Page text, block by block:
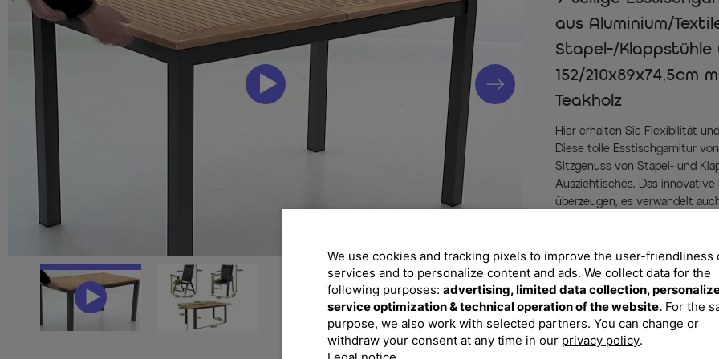
aus Aluminium/
Stapel-/Klappstühle
152/210x89x74,5cm
Teakholz
Hier erhalten Sie Flexibilität
Diese tolle Esstischgarnitur
Sitzgenuss von Stapel- und
Ausziehtisches. Das
überzeugen, es verwandelt
Wohlfühlbereich – teilen Sie
Der elegante Ausziehtisch
großzügige Tafel. Wenn
Highlight. Je nach Bedarf lässt
mit Butterfly-Funktion in
8 Personen. Ziehen Sie
parallel auseinander, so dass
erscheint. Diese positioniert
We use cookies and tracking pixels to improve the user-friendliness
services and to personalize content and ads. We collect data for the
following purposes: advertising, limited data collection,
service optimization & technical operation of the website. For the
purpose, we also work with selected partners. You can change or
withdraw your consent at any time in our privacy policy.